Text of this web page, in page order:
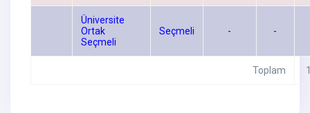
Üniversite
Ortak
Seçmeli
Seçmeli - -
Toplam